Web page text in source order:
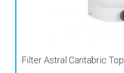
Filter Astral Cantabric Top